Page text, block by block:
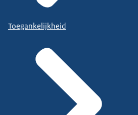
Toegankelijkheid